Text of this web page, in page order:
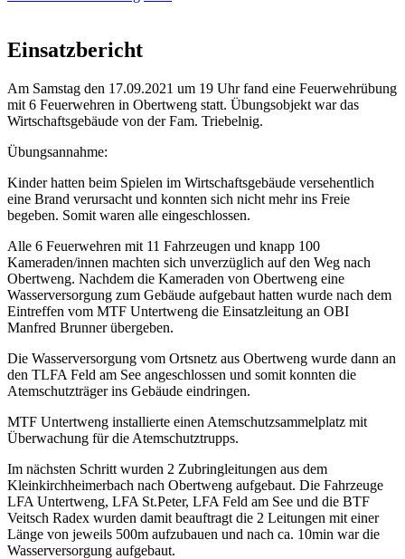
Einsatzbericht
Am Samstag den 17.09.2021 um 19 Uhr fand eine Feuerwehrübung
mit 6 Feuerwehren in Obertweng statt. Übungsobjekt war das
Wirtschaftsgebäude von der Fam. Triebelnig.
Übungsannahme:
Kinder hatten beim Spielen im Wirtschaftsgebäude versehentlich
eine Brand verursacht und konnten sich nicht mehr ins Freie
begeben. Somit waren alle eingeschlossen.
Alle 6 Feuerwehren mit 11 Fahrzeugen und knapp 100
Kameraden/innen machten sich unverzüglich auf den Weg nach
Obertweng. Nachdem die Kameraden von Obertweng eine
Wasserversorgung zum Gebäude aufgebaut hatten wurde nach dem
Eintreffen vom MTF Untertweng die Einsatzleitung an OBI
Manfred Brunner übergeben.
Die Wasserversorgung vom Ortsnetz aus Obertweng wurde dann an
den TLFA Feld am See angeschlossen und somit konnten die
Atemschutzträger ins Gebäude eindringen.
MTF Untertweng installierte einen Atemschutzsammelplatz mit
Überwachung für die Atemschutztrupps.
Im nächsten Schritt wurden 2 Zubringleitungen aus dem
Kleinkirchheimerbach nach Obertweng aufgebaut. Die Fahrzeuge
LFA Untertweng, LFA St.Peter, LFA Feld am See und die BTF
Veitsch Radex wurden damit beauftragt die 2 Leitungen mit einer
Länge von jeweils 500m aufzubauen und nach ca. 10min war die
Wasserversorgung aufgebaut.